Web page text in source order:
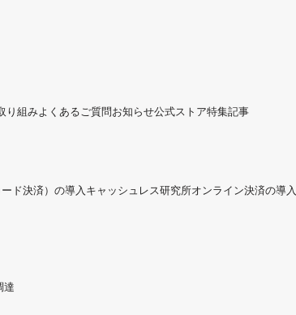
り組みよくあるご質問お知らせ公式ストア特集記事
ド決済）の導入 キャッシュレス研究所オンライン決済の導入
達